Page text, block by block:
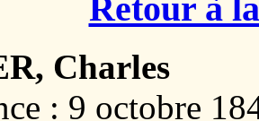
Retour à
Charles
: 9 octobre